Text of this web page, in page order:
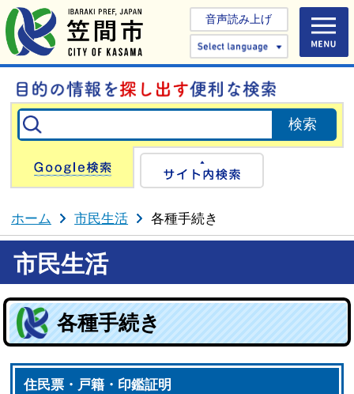
音声読み上げ
Select
Google検索
ホーム 市民生活 各種手続き
市民生活
各種手続き
住民票・戸籍・印鑑証明